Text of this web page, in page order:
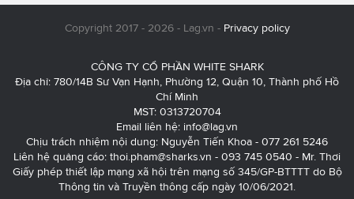
Copyright 2017 - 2026 - Lag.vn - Privacy policy
CÔNG TY CỔ PHẦN WHITE SHARK
Địa chỉ: 780/14B Sư Vạn Hạnh, Phường 12, Quận 10, Thành phố Hồ
Chí Minh
MST: 0313720704
Email liên hệ: info@lag.vn
Chịu trách nhiệm nội dung: Nguyễn Tiến Khoa - 077 261 5246
Liên hệ quảng cáo: thoi.pham@sharks.vn - 093 745 0540 - Mr. Thơi
Giấy phép thiết lập mạng xã hội trên mạng số 345/GP-BTTTT do Bộ
Thông tin và Truyền thông cấp ngày 10/06/2021.